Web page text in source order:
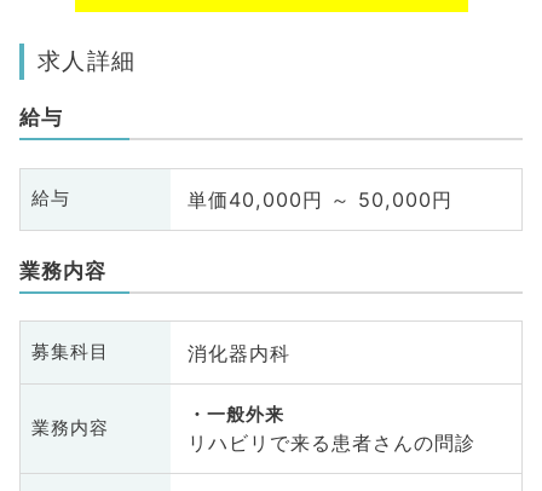
求人詳細
給与
給与 単価40,000円 ～ 50,000円
業務内容
募集科目 消化器内科
業務内容
一般外来
リハビリで来る患者さんの問診